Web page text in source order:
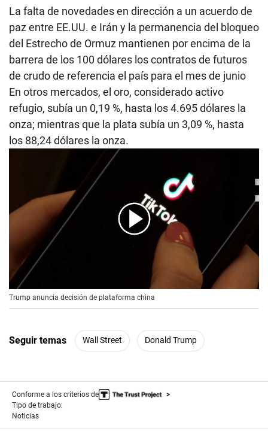
La falta de novedades en dirección a un acuerdo de
paz entre EE.UU. e Irán y la permanencia del bloqueo
del Estrecho de Ormuz mantienen por encima de la
barrera de los 100 dólares los contratos de futuros
de crudo de referencia el país para el mes de junio
En otros mercados, el oro, considerado activo
refugio, subía un 0,19 %, hasta los 4.695 dólares la
onza; mientras que la plata subía un 3,09 %, hasta
los 88,24 dólares la onza.
Trump anuncia decisión de plataforma china
Seguir temas Wall Street Donald Trump
Conforme a los criterios de
Tipo de trabajo:
Noticias